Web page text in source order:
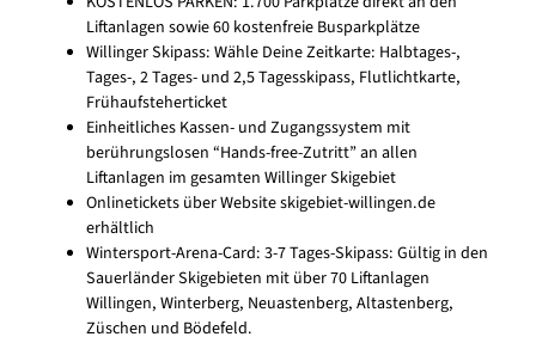
Liftanlagen sowie 60 kostenfreie Busparkplätze
Willinger Skipass: Wähle Deine Zeitkarte: Halbtages-,
Tages-, 2 Tages- und 2,5 Tagesskipass, Flutlichtkarte,
Frühaufsteherticket
Einheitliches Kassen- und Zugangssystem mit
berührungslosen “Hands-free-Zutritt” an allen
Liftanlagen im gesamten Willinger Skigebiet
Onlinetickets über Website skigebiet-willingen.de
erhältlich
Wintersport-Arena-Card: 3-7 Tages-Skipass: Gültig in den
Sauerländer Skigebieten mit über 70 Liftanlagen
Willingen, Winterberg, Neuastenberg, Altastenberg,
Züschen und Bödefeld.